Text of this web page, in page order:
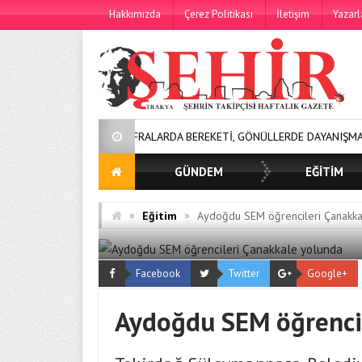
Hakkımızda Çerez Politikası İletişim
SOFRALARDA BEREKETİ, GÖNÜLLERDE DAYANIŞMAYI
GÜNDEM EĞİTİM
» Eğitim » Aydoğdu SEM öğrencileri
Facebook Twitter Google+
Aydoğdu SEM